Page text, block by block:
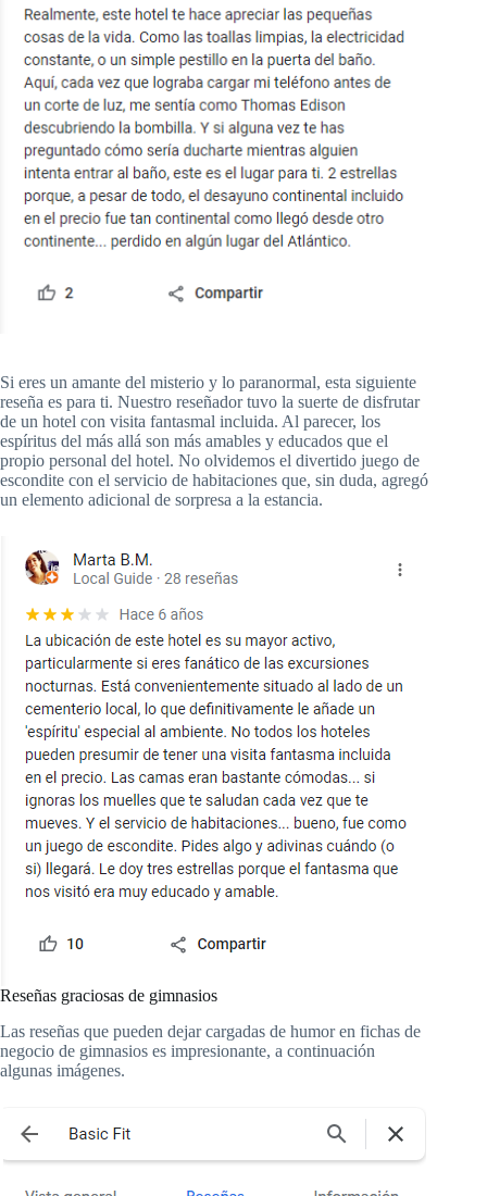
Si eres un amante del misterio y lo paranormal, esta siguiente
reseña es para ti. Nuestro reseñador tuvo la suerte de disfrutar
de un hotel con visita fantasmal incluida. Al parecer, los
espíritus del más allá son más amables y educados que el
propio personal del hotel. No olvidemos el divertido juego de
escondite con el servicio de habitaciones que, sin duda, agregó
un elemento adicional de sorpresa a la estancia.
Reseñas graciosas de gimnasios
Las reseñas que pueden dejar cargadas de humor en fichas de
negocio de gimnasios es impresionante, a continuación
algunas imágenes.